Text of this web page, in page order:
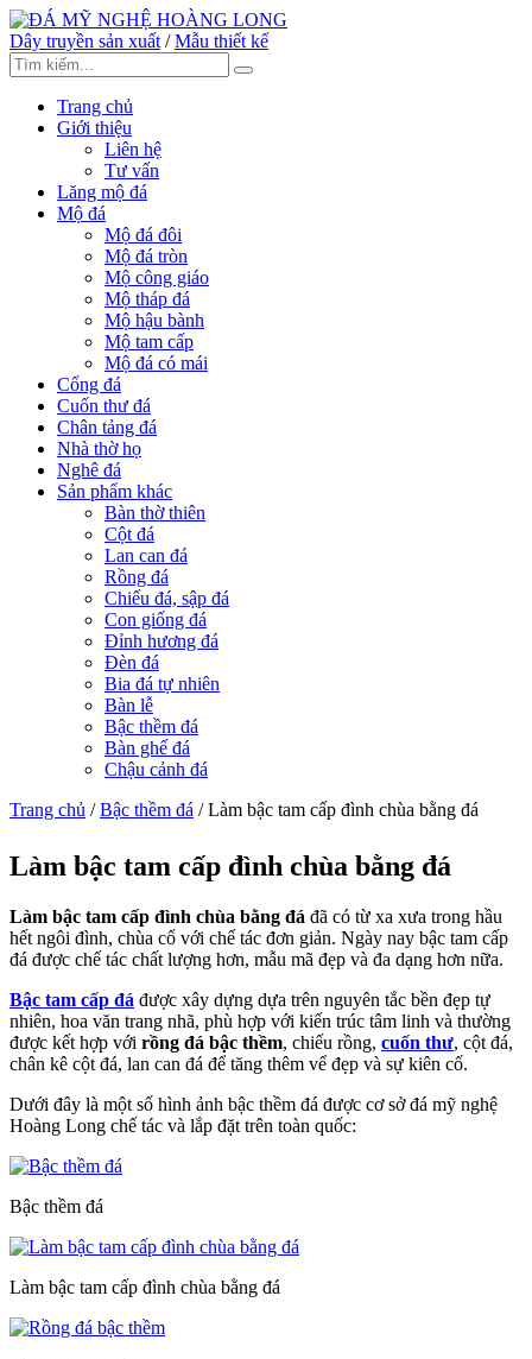
Dây truyền sản xuất /Mẫu thiết kế
Trang chủ
Giới thiệu
Liên hệ
Tư vấn
Lăng mộ đá
Mộ đá
Mộ đá đôi
Mộ đá tròn
Mộ công giáo
Mộ tháp đá
Mộ hậu bành
Mộ tam cấp
Mộ đá có mái
Cổng đá
Cuốn thư đá
Chân tảng đá
Nhà thờ họ
Nghê đá
Sản phẩm khác
Bàn thờ thiên
Cột đá
Lan can đá
Rồng đá
Chiếu đá, sập đá
Con giống đá
Đỉnh hương đá
Đèn đá
Bia đá tự nhiên
Bàn lễ
Bậc thềm đá
Bàn ghế đá
Chậu cảnh đá
Trang chủ /Bậc thềm đá /Làm bậc tam cấp đình chùa bằng đá
Làm bậc tam cấp đình chùa bằng đá
Làm bậc tam cấp đình chùa bằng đá đã có từ xa xưa trong hầu
hết ngôi đình, chùa cổ với chế tác đơn giản. Ngày nay bậc tam cấp
đá được chế tác chất lượng hơn, mẫu mã đẹp và đa dạng hơn nữa.
Bậc tam cấp đá được xây dựng dựa trên nguyên tắc bền đẹp tự
nhiên, hoa văn trang nhã, phù hợp với kiến trúc tâm linh và thường
được kết hợp với rồng đá bậc thềm, chiếu rồng, cuốn thư, cột đá,
chân kê cột đá, lan can đá để tăng thêm vể đẹp và sự kiên cố.
Dưới đây là một số hình ảnh bậc thềm đá được cơ sở đá mỹ nghệ
Hoàng Long chế tác và lắp đặt trên toàn quốc:
Bậc thềm đá
Làm bậc tam cấp đình chùa bằng đá